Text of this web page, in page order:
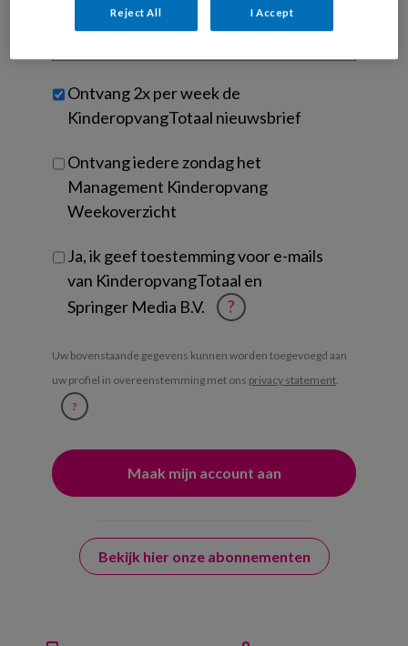
welke
organisatie
je?
Untitled
Ontvang 2x per week de
KinderopvangTotaal nieuwsbrief
Ontvang iedere zondag het
Management Kinderopvang
Weekoverzicht
Ja, ik geef toestemming voor e-mails
van KinderopvangTotaal en
Springer Media B.V.
?
Uw bovenstaande gegevens kunnen worden toegevoegd aan
uw profiel in overeenstemming met ons privacy statement.
?
Bekijk hier onze abonnementen
Reject All I Accept